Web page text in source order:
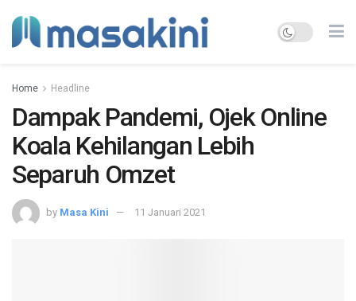
Home Headline
Dampak Pandemi, Ojek Online
Koala Kehilangan Lebih
Separuh Omzet
by Masa Kini 11 Januari 2021